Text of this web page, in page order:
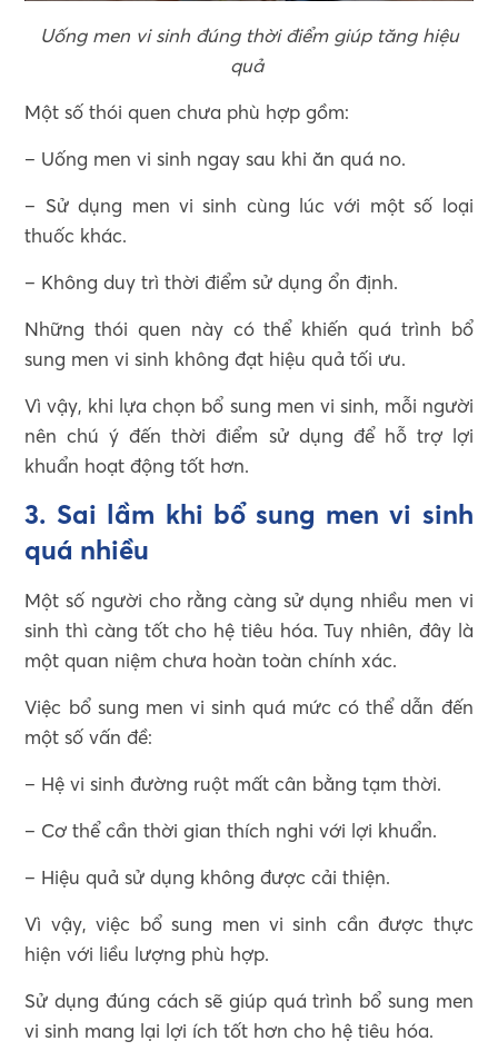
Uống men vi sinh đúng thời điểm giúp tăng hiệu
quả
Một số thói quen chưa phù hợp gồm:
– Uống men vi sinh ngay sau khi ăn quá no.
– Sử dụng men vi sinh cùng lúc với một số loại
thuốc khác.
– Không duy trì thời điểm sử dụng ổn định.
Những thói quen này có thể khiến quá trình bổ
sung men vi sinh không đạt hiệu quả tối ưu.
Vì vậy, khi lựa chọn bổ sung men vi sinh, mỗi người
nên chú ý đến thời điểm sử dụng để hỗ trợ lợi
khuẩn hoạt động tốt hơn.
3. Sai lầm khi bổ sung men vi sinh
quá nhiều
Một số người cho rằng càng sử dụng nhiều men vi
sinh thì càng tốt cho hệ tiêu hóa. Tuy nhiên, đây là
một quan niệm chưa hoàn toàn chính xác.
Việc bổ sung men vi sinh quá mức có thể dẫn đến
một số vấn đề:
– Hệ vi sinh đường ruột mất cân bằng tạm thời.
– Cơ thể cần thời gian thích nghi với lợi khuẩn.
– Hiệu quả sử dụng không được cải thiện.
Vì vậy, việc bổ sung men vi sinh cần được thực
hiện với liều lượng phù hợp.
Sử dụng đúng cách sẽ giúp quá trình bổ sung men
vi sinh mang lại lợi ích tốt hơn cho hệ tiêu hóa.